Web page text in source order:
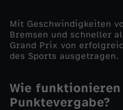
r
e
n
Mit Geschwindigkeiten
Bremsen und schneller
Grand Prix von
des Sports ausgetragen.
Wie
Punktevergabe?